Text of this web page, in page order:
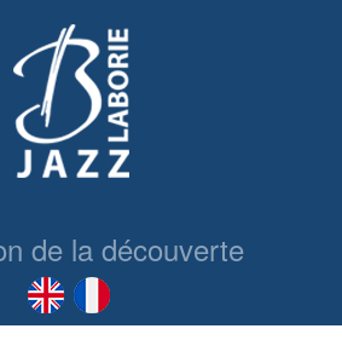
de la découverte